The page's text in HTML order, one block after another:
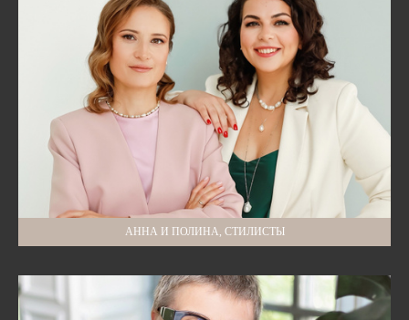
АННА И ПОЛИНА, СТИЛИСТЫ